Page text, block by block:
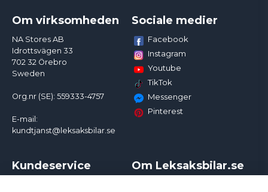
Om virksomheden
NA Stores AB
Idrottsvägen 33
702 32 Örebro
Sweden
Org.nr (SE): 559333-4757
E-mail:
kundtjanst@leksaksbilar.se
Sociale medier
Facebook
Instagram
Youtube
TikTok
Messenger
Pinterest
Kundeservice Om Leksaksbilar.se